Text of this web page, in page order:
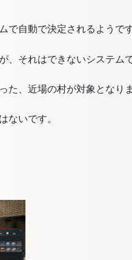
で自動で決定されるようです
、それはできないシステムで
た、近場の村が対象となり
ないです。